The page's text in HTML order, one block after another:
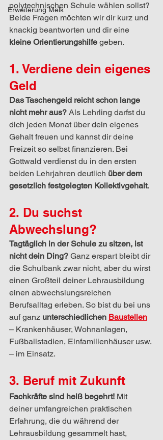
Erweiterung Melk
polytechnischen Schule wählen sollst?
Beide Fragen möchten wir dir kurz und
knackig beantworten und dir eine
kleine Orientierungshilfe geben.
1. Verdiene dein eigenes
Geld
Das Taschengeld reicht schon lange
nicht mehr aus? Als Lehrling darfst du
dich jeden Monat über dein eigenes
Gehalt freuen und kannst dir deine
Freizeit so selbst finanzieren. Bei
Gottwald verdienst du in den ersten
beiden Lehrjahren deutlich über dem
gesetzlich festgelegten Kollektivgehalt.
2. Du suchst
Abwechslung?
Tagtäglich in der Schule zu sitzen, ist
nicht dein Ding? Ganz erspart bleibt dir
die Schulbank zwar nicht, aber du wirst
einen Großteil deiner Lehrausbildung
einen abwechslungsreichen
Berufsalltag erleben. So bist du bei uns
auf ganz unterschiedlichen Baustellen
– Krankenhäuser, Wohnanlagen,
Fußballstadien, Einfamilienhäuser usw.
– im Einsatz.
3. Beruf mit Zukunft
Fachkräfte sind heiß begehrt! Mit
deiner umfangreichen praktischen
Erfahrung, die du während der
Lehrausbildung gesammelt hast,